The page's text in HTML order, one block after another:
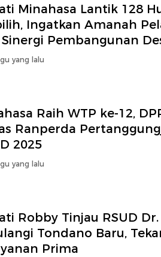
Minahasa Lantik 128
Ingatkan Amanah
Pembangunan
yang lalu
Raih WTP ke-12,
Ranperda
2025
yang lalu
Robby Tinjau RSUD Dr.
Tondano Baru,
Prima